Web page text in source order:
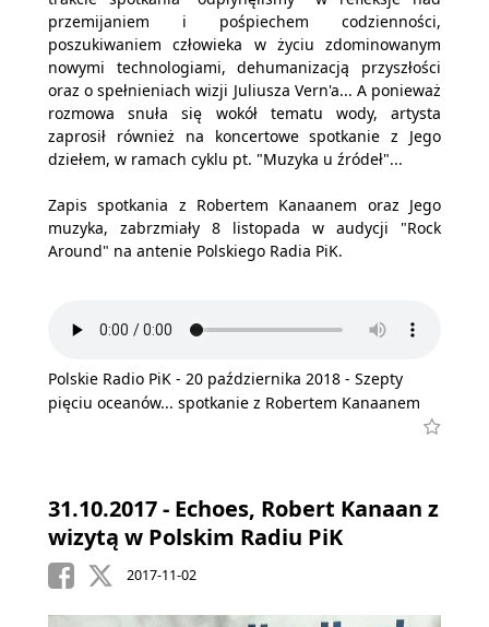
przemijaniem i pośpiechem codzienności,
poszukiwaniem człowieka w życiu zdominowanym
nowymi technologiami, dehumanizacją przyszłości
oraz o spełnieniach wizji Juliusza Vern'a... A ponieważ
rozmowa snuła się wokół tematu wody, artysta
zaprosił również na koncertowe spotkanie z Jego
dziełem, w ramach cyklu pt. "Muzyka u źródeł"...
Zapis spotkania z Robertem Kanaanem oraz Jego
muzyka, zabrzmiały 8 listopada w audycji "Rock
Around" na antenie Polskiego Radia PiK.
Polskie Radio PiK - 20 października 2018 - Szepty
pięciu oceanów... spotkanie z Robertem Kanaanem
31.10.2017 - Echoes, Robert Kanaan z
wizytą w Polskim Radiu PiK
2017-11-02